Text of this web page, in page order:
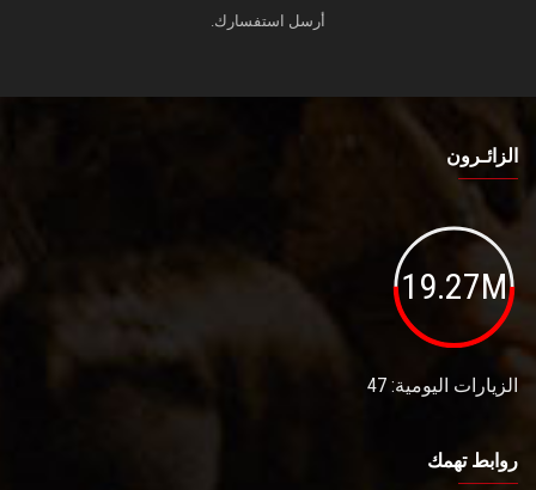
أرسل استفسارك.
الزائـرون
19.27M
الزيارات اليومية: 47
روابط تهمك